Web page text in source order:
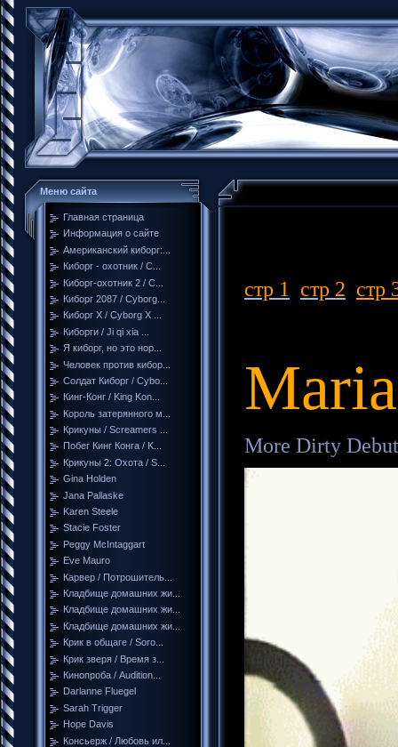
Меню сайта
Главная страница
Информация о сайте
Американский киборг:...
Киборг - охотник / C...
Киборг-охотник 2 / C...
Киборг 2087 / Cyborg...
Киборг X / Cyborg X ...
Киборги / Ji qi xia ...
Я киборг, но это нор...
Человек против кибор...
Солдат Киборг / Cybo...
Кинг-Конг / King Kon...
Король затерянного м...
Крикуны / Screamers ...
Побег Кинг Конга / K...
Крикуны 2: Охота / S...
Gina Holden
Jana Pallaske
Karen Steele
Stacie Foster
Peggy McIntaggart
Eve Mauro
Карвер / Потрошитель...
Кладбище домашних жи...
Кладбище домашних жи...
Кладбище домашних жи...
Крик в общаге / Soro...
Крик зверя / Время з...
Кинопроба / Audition...
Darlanne Fluegel
Sarah Trigger
Hope Davis
Консьерж / Любовь ил...
стр 1 стр 2 стр
More Dirty